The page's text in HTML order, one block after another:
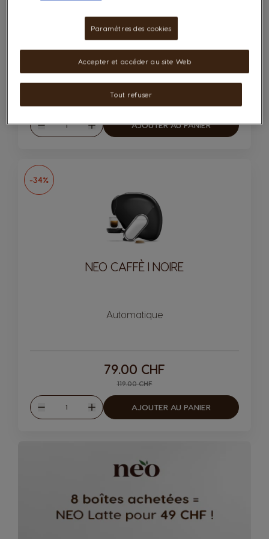
99.00 CHF
Diminuer
Quantité
Augmenter
AJOUTER AU PANIER
-34%
NEO CAFFÈ I NOIRE
Automatique
119.00 CHF
79.00 CHF
Diminuer
Quantité
Augmenter
AJOUTER AU PANIER
Paramètres des cookies
Tout refuser
Accepter et accéder au site Web